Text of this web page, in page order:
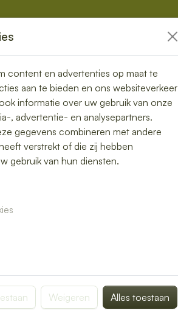
in
Van
een vergadering.
kunt genieten
en laat je
content en advertenties op maat te
aan te bieden en ons websiteverkeer
informatie over uw gebruik van onze
, advertentie- en analysepartners.
gegevens combineren met andere
verstrekt of die zij hebben
gebruik van hun diensten.
Weigeren Alles toestaan